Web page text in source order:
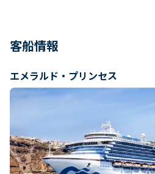
客船情報
エメラルド・プリンセス